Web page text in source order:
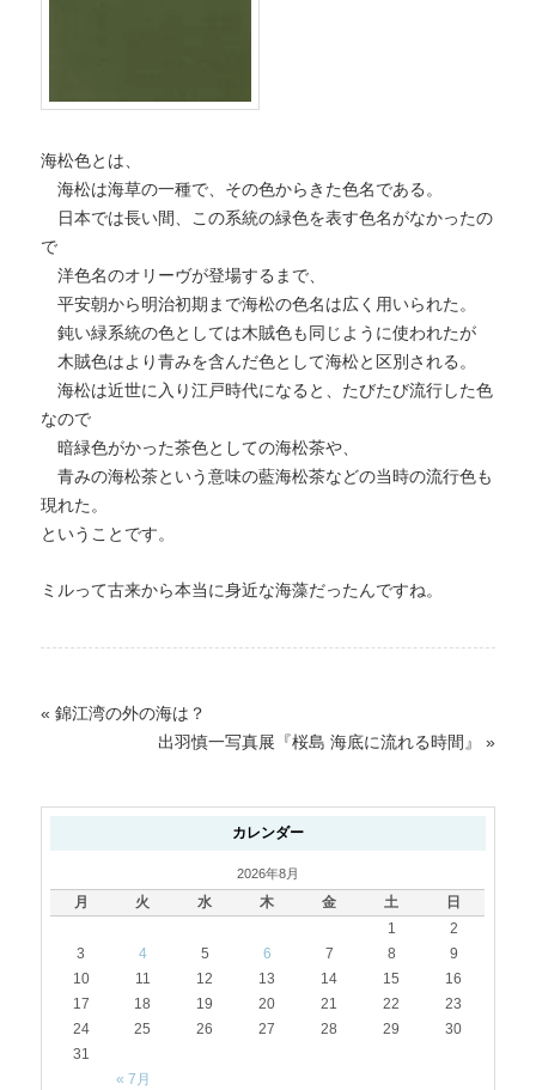
海松色とは、
海松は海草の一種で、その色からきた色名である。
日本では長い間、この系統の緑色を表す色名がなかったの
で
洋色名のオリーヴが登場するまで、
平安朝から明治初期まで海松の色名は広く用いられた。
鈍い緑系統の色としては木賊色も同じように使われたが
木賊色はより青みを含んだ色として海松と区別される。
海松は近世に入り江戸時代になると、たびたび流行した色
なので
暗緑色がかった茶色としての海松茶や、
青みの海松茶という意味の藍海松茶などの当時の流行色も
現れた。
ということです。
ミルって古来から本当に身近な海藻だったんですね。
«錦江湾の外の海は？
出羽慎一写真展『桜島 海底に流れる時間』
»
カレンダー
2026年8月
月 火 水 木 金 土
日
1
2
3
4 5 6 7 8
9
10
11 12 13 14 15
16
17
18 19 20 21 22
23
24
25 26 27 28 29
30
31
« 7月